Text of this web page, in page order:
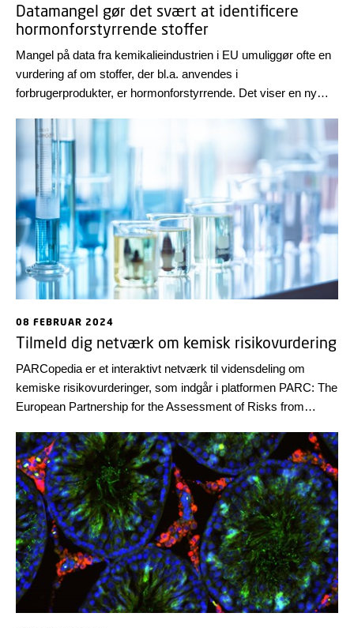
Datamangel gør det svært at identificere
hormonforstyrrende stoffer
Mangel på data fra kemikalieindustrien i EU umuliggør ofte en
vurdering af om stoffer, der bl.a. anvendes i
forbrugerprodukter, er hormonforstyrrende. Det viser en ny
Universitet. Forskerne anbefaler derfor, at informationskravene
i EU-lovgivningen, REACH, opdateres og peger samtidig på
forskellige metoder til at vurdere kemiske stoffer, så
tilgængelig information udnyttes bedst muligt.
08 FEBRUAR 2024
Tilmeld dig netværk om kemisk risikovurdering
PARCopedia er et interaktivt netværk til vidensdeling om
kemiske risikovurderinger, som indgår i platformen PARC: The
European Partnership for the Assessment of Risks from
forskningsprojekter i PARC.